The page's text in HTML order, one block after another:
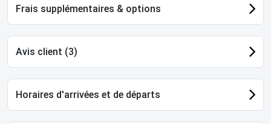
Frais supplémentaires & options
Avis client (3)
Horaires d'arrivées et de départs